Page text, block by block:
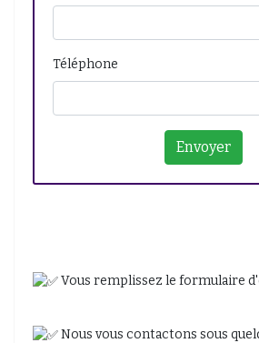
Téléphone
Vous remplissez le formulaire
Nous vous contactons sous